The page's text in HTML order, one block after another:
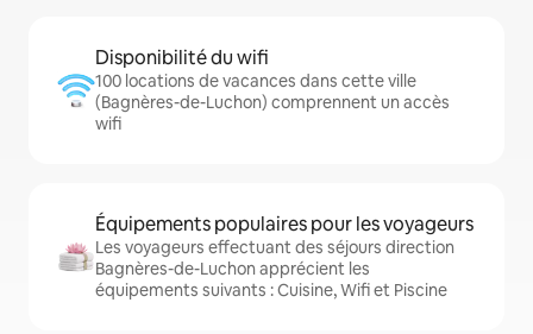
Disponibilité du wifi
100 locations de vacances dans cette ville
(Bagnères-de-Luchon) comprennent un accès
wifi
Équipements populaires pour les voyageurs
Les voyageurs effectuant des séjours direction
Bagnères-de-Luchon apprécient les
équipements suivants : Cuisine, Wifi et Piscine